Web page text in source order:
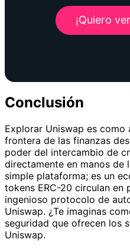
¡Quiero
Conclusión
Explorar Uniswap es como
frontera de las finanzas
poder del intercambio de
directamente en manos de
simple plataforma; es un
tokens ERC-20 circulan en
ingenioso protocolo de
Uniswap. ¿Te imaginas
seguridad que ofrecen los
Uniswap.